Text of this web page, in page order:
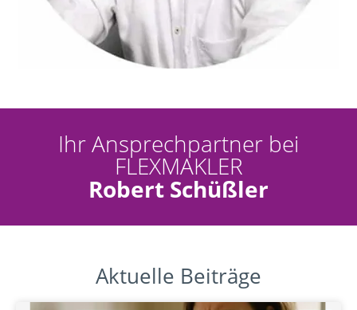
Ihr Ansprechpartner bei
FLEXMAKLER
Robert Schüßler
Aktuelle Beiträge